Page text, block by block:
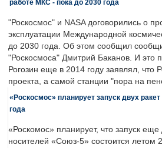
работе МКС - пока до 2030 года
"Роскосмос" и NASA договорились о
эксплуатации Международной
до 2030 года. Об этом сообщил
"Роскосмоса" Дмитрий Баканов. И это
Рогозин еще в 2014 году заявлял, что
проекта, а самой станции "пора на
«Роскосмос» планирует запуск двух
года
«Роскомос» планирует, что запуск еще
носителей «Союз-5» состоится летом